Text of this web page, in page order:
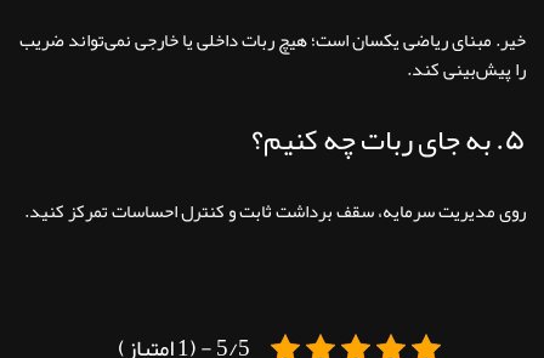
خیر. مبنای ریاضی یکسان است؛ هیچ ربات داخلی یا خارجی نمی‌تواند ضریب
را پیش‌بینی کند.
۵. به جای ربات چه کنیم؟
روی مدیریت سرمایه، سقف برداشت ثابت و کنترل احساسات تمرکز کنید.
5/5 - (1 امتیاز)